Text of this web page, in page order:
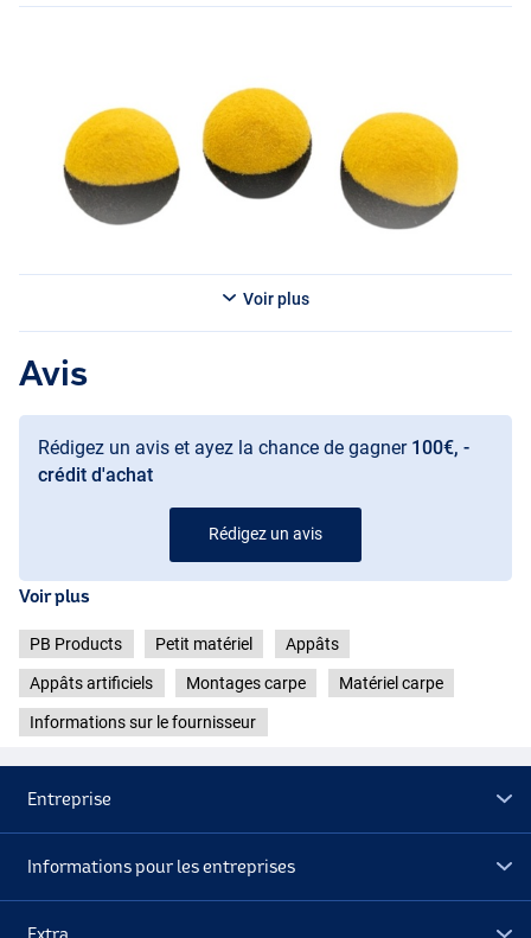
Voir plus
Avis
Rédigez un avis et ayez la chance de gagner 100€, -
crédit d'achat
Rédigez un avis
Voir plus
PB Products Petit matériel Appâts
Appâts artificiels Montages carpe Matériel carpe
Informations sur le fournisseur
Entreprise
Informations pour les entreprises